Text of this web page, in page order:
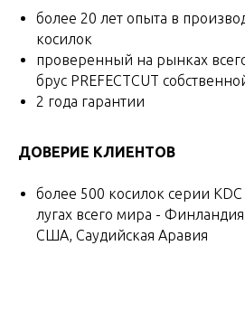
более 20 лет опыта в
косилок
проверенный на рынках
брус PREFECTCUT
2 года гарантии
ДОВЕРИЕ КЛИЕНТОВ
более 500 косилок серии
лугах всего мира -
США, Саудийская Аравия